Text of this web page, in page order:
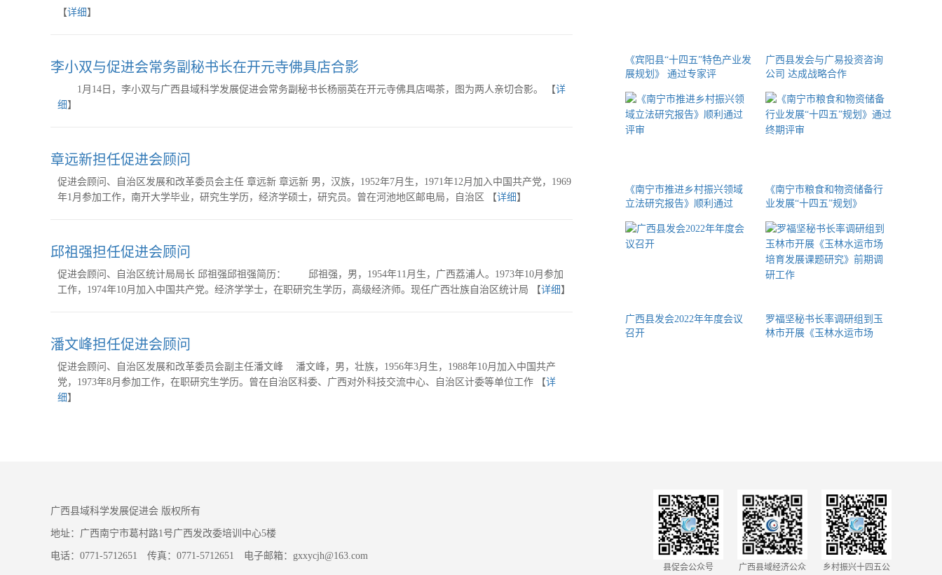
【详细 】
李小双与促进会常务副秘书长在开元寺佛具店合影
1月14日，李小双与广西县域科学发展促进会常务副秘书长杨丽英在开元寺佛具店喝茶，图为两人亲切合影。 【详
细 】
章远新担任促进会顾问
促进会顾问、自治区发展和改革委员会主任 章远新 章远新 男，汉族，1952年7月生，1971年12月加入中国共产党，1969
年1月参加工作，南开大学毕业，研究生学历，经济学硕士，研究员。曾在河池地区邮电局，自治区 【详细 】
邱祖强担任促进会顾问
促进会顾问、自治区统计局局长 邱祖强邱祖强简历： 邱祖强，男，1954年11月生，广西荔浦人。1973年10月参加
工作，1974年10月加入中国共产党。经济学学士，在职研究生学历，高级经济师。现任广西壮族自治区统计局 【详细 】
潘文峰担任促进会顾问
促进会顾问、自治区发展和改革委员会副主任潘文峰 潘文峰，男，壮族，1956年3月生，1988年10月加入中国共产
党，1973年8月参加工作，在职研究生学历。曾在自治区科委、广西对外科技交流中心、自治区计委等单位工作 【详
细 】
《宾阳县“十四五”特色产业发
展规划》 通过专家评
广西县发会与广易投资咨询
公司 达成战略合作
《南宁市推进乡村振兴领域
立法研究报告》顺利通过
《南宁市粮食和物资储备行
业发展“十四五”规划》
广西县发会2022年年度会议
召开
罗福坚秘书长率调研组到玉
林市开展《玉林水运市场
广西县域科学发展促进会 版权所有
地址：广西南宁市葛村路1号广西发改委培训中心5楼
电话：0771-5712651 传真：0771-5712651 电子邮箱：gxxycjh@163.com
县促会公众号 广西县域经济公众 乡村振兴十四五公